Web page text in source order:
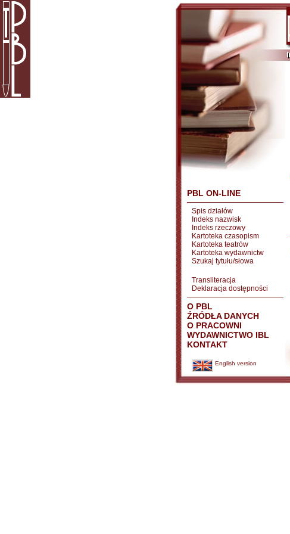
PBL ON-LINE
Spis działów
Indeks nazwisk
Indeks rzeczowy
Kartoteka czasopism
Kartoteka teatrów
Kartoteka wydawnictw
Szukaj tytułu/słowa
Transliteracja
Deklaracja dostępności
O PBL
ŹRÓDŁA DANYCH
O PRACOWNI
WYDAWNICTWO IBL
KONTAKT
English version